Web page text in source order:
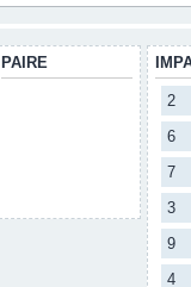
PAIRE
2
6
7
3
9
4